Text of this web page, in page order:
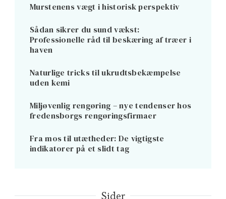
Murstenens vægt i historisk perspektiv
Sådan sikrer du sund vækst:
Professionelle råd til beskæring af træer i
haven
Naturlige tricks til ukrudtsbekæmpelse
uden kemi
Miljøvenlig rengøring – nye tendenser hos
fredensborgs rengøringsfirmaer
Fra mos til utætheder: De vigtigste
indikatorer på et slidt tag
Sider